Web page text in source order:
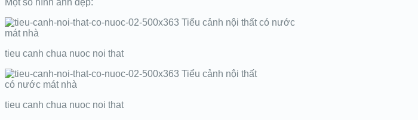
Một số hình ảnh đẹp:
tieu canh chua nuoc noi that
tieu canh chua nuoc noi that